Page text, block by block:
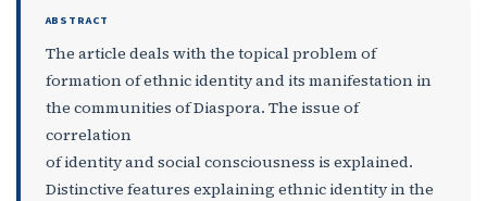
ABSTRACT
The article deals with the topical problem of
formation of ethnic identity and its manifestation in
the communities of Diaspora. The issue of
correlation
of identity and social consciousness is explained.
Distinctive features explaining ethnic identity in the